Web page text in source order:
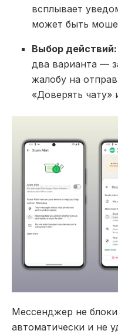
всплывает
может быть
Выбор действий:
два варианта —
жалобу на
«Доверять
Мессенджер не
автоматически и не